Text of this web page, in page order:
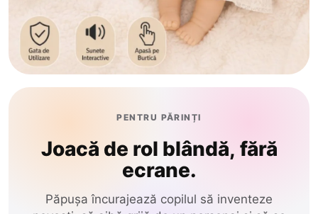
PENTRU PĂRINȚI
Joacă de rol blândă, fără
ecrane.
Păpușa încurajează copilul să inventeze